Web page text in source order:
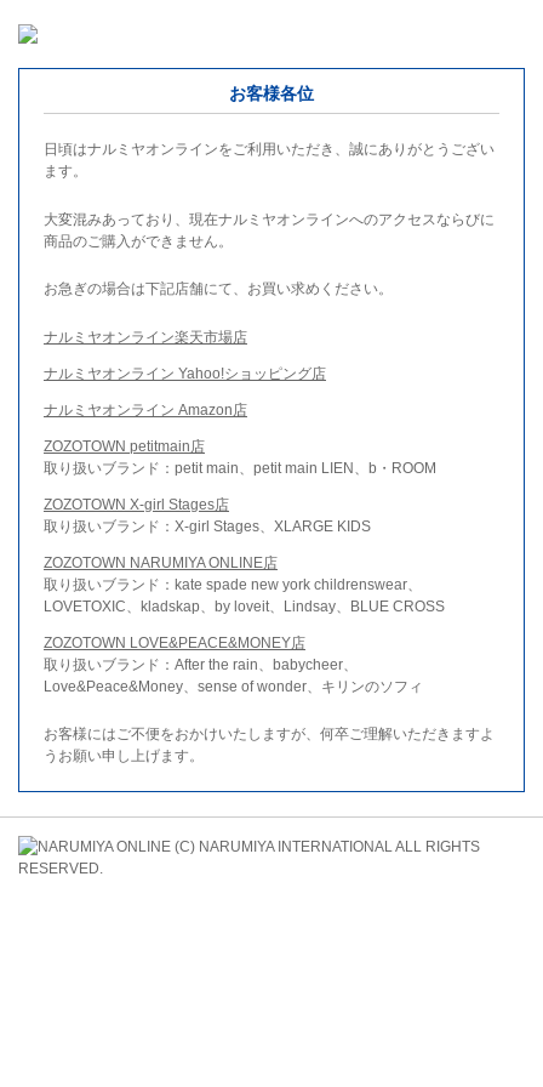
お客様各位
日頃はナルミヤオンラインをご利用いただき、誠にありがとうござい
ます。
大変混みあっており、現在ナルミヤオンラインへのアクセスならびに
商品のご購入ができません。
お急ぎの場合は下記店舗にて、お買い求めください。
ナルミヤオンライン楽天市場店
ナルミヤオンライン Yahoo!ショッピング店
ナルミヤオンライン Amazon店
ZOZOTOWN petitmain店
取り扱いブランド：petit main、petit main LIEN、b・ROOM
ZOZOTOWN X-girl Stages店
取り扱いブランド：X-girl Stages、XLARGE KIDS
ZOZOTOWN NARUMIYA ONLINE店
取り扱いブランド：kate spade new york childrenswear、
LOVETOXIC、kladskap、by loveit、Lindsay、BLUE CROSS
ZOZOTOWN LOVE&PEACE&MONEY店
取り扱いブランド：After the rain、babycheer、
Love&Peace&Money、sense of wonder、キリンのソフィ
お客様にはご不便をおかけいたしますが、何卒ご理解いただきますよ
うお願い申し上げます。